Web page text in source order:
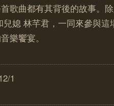
歌曲都有其背後的故事。
媳 林芊君，一同來參與這
樂饗宴。
1